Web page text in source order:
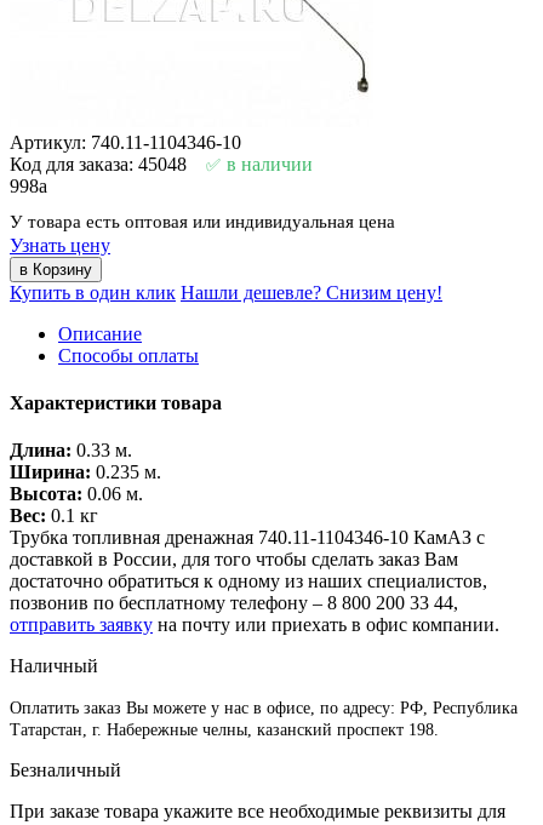
Артикул: 740.11-1104346-10
Код для заказа: 45048
в наличии
998a
У товара есть оптовая или индивидуальная цена
Узнать цену
Купить в один клик Нашли дешевле? Снизим цену!
Описание
Способы оплаты
Характеристики товара
Длина: 0.33 м.
Ширина: 0.235 м.
Высота: 0.06 м.
Вес: 0.1 кг
Трубка топливная дренажная 740.11-1104346-10 КамАЗ с
доставкой в России, для того чтобы сделать заказ Вам
достаточно обратиться к одному из наших специалистов,
позвонив по бесплатному телефону – 8 800 200 33 44,
отправить заявку на почту или приехать в офис компании.
Наличный
Оплатить заказ Вы можете у нас в офисе, по адресу: РФ, Республика
Татарстан, г. Набережные челны, казанский проспект 198.
Безналичный
При заказе товара укажите все необходимые реквизиты для